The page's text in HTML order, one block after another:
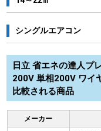
シングルエアコン
日立 省エネの達人プ
200V 単相200V ワイ
比較される商品
メーカー